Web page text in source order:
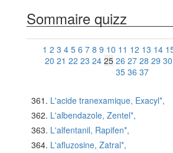
Sommaire quizz
1 2 3 4 5 6 7 8 9 10 11 12 13 14
20 21 22 23 24 25 26 27 28 29 30
35 36 37
L'acide tranexamique, Exacyl*,
L'albendazole, Zentel*,
L'alfentanil, Rapifen*,
L'afluzosine, Zatral*,